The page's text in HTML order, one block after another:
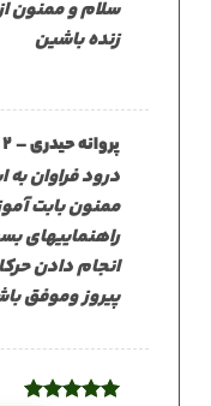
سلام و ممنون
زنده باشین
پروانه حیدری–2 خرداد, 1404
درود فراوان به
ممنون بابت
راهنماییهای
انجام دادن
پیروز وموفق